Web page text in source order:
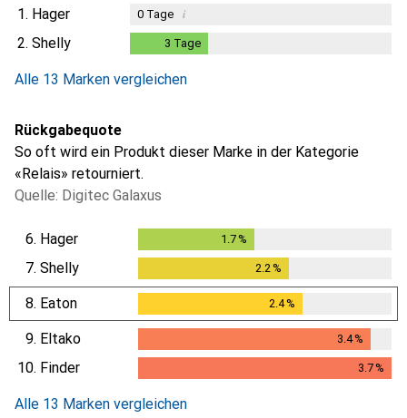
1. Hager 0Tage i
2. Shelly 3 Tage
Alle 13 Marken vergleichen
Rückgabequote
So oft wird ein Produkt dieser Marke in der Kategorie
«Relais» retourniert.
Quelle: Digitec Galaxus
6. Hager 1.7%
7. Shelly 2.2%
8. Eaton 2.4%
9. Eltako 3.4%
3.4%
10. Finder 3.7%
Alle 13 Marken vergleichen